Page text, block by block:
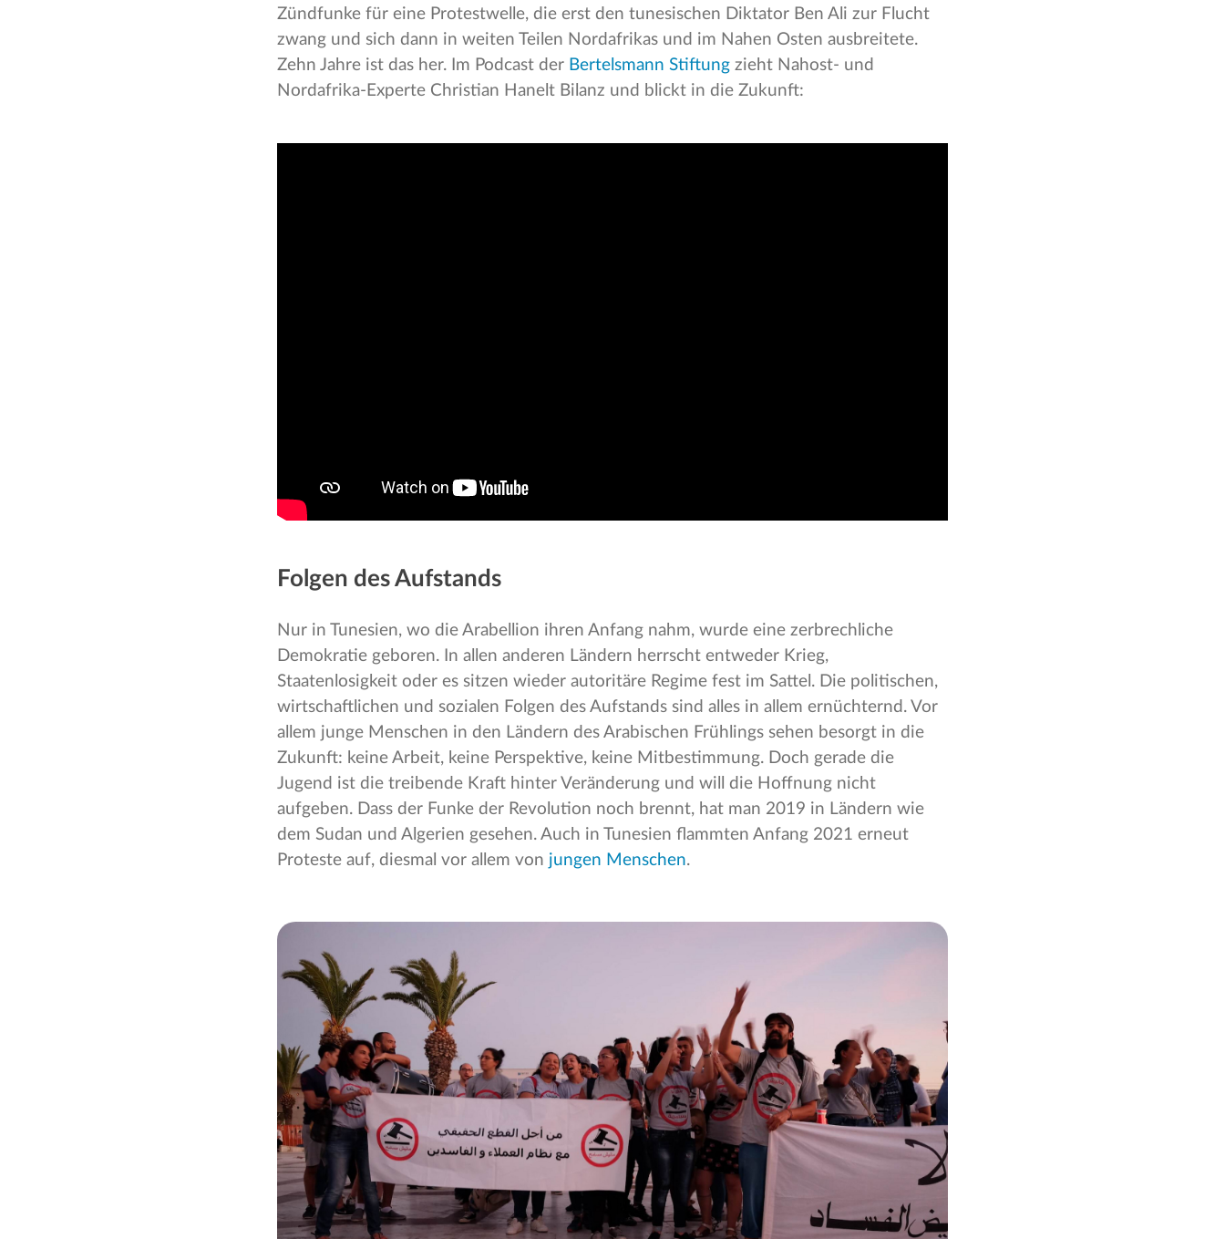
Zündfunke für eine Protestwelle, die erst den tunesischen Diktator Ben Ali zur Flucht
zwang und sich dann in weiten Teilen Nordafrikas und im Nahen Osten ausbreitete.
Zehn Jahre ist das her. Im Podcast der Bertelsmann Stiftung zieht Nahost- und
Nordafrika-Experte Christian Hanelt Bilanz und blickt in die Zukunft:
Folgen des Aufstands
Nur in Tunesien, wo die Arabellion ihren Anfang nahm, wurde eine zerbrechliche
Demokratie geboren. In allen anderen Ländern herrscht entweder Krieg,
Staatenlosigkeit oder es sitzen wieder autoritäre Regime fest im Sattel. Die politischen,
wirtschaftlichen und sozialen Folgen des Aufstands sind alles in allem ernüchternd. Vor
allem junge Menschen in den Ländern des Arabischen Frühlings sehen besorgt in die
Zukunft: keine Arbeit, keine Perspektive, keine Mitbestimmung. Doch gerade die
Jugend ist die treibende Kraft hinter Veränderung und will die Hoffnung nicht
aufgeben. Dass der Funke der Revolution noch brennt, hat man 2019 in Ländern wie
dem Sudan und Algerien gesehen. Auch in Tunesien flammten Anfang 2021 erneut
Proteste auf, diesmal vor allem von jungen Menschen.